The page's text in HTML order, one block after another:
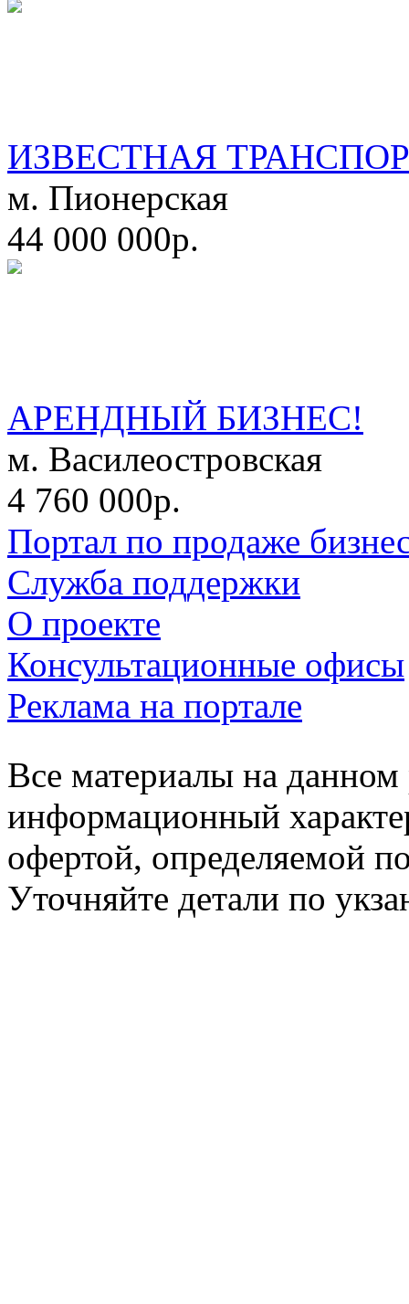
ИЗВЕСТНАЯ
м. Пионерская
44 000 000р.
АРЕНДНЫЙ БИЗНЕС!
м. Василеостровская
4 760 000р.
Портал по продаже
Служба поддержки
О проекте
Консультационные офисы
Реклама на портале
Все материалы на данном
информационный
офертой, определяемой
Уточняйте детали по